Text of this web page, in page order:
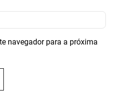
navegador para a próxima